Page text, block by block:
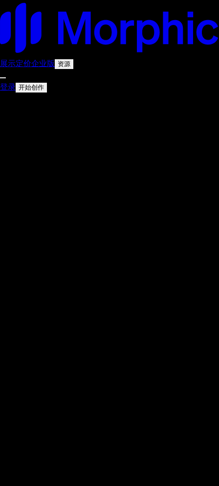
展示定价企业版 资源
登录 开始创作